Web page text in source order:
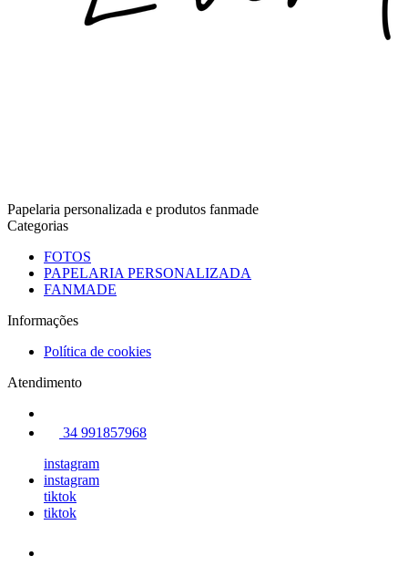
Papelaria personalizada e produtos fanmade
Categorias
FOTOS
PAPELARIA PERSONALIZADA
FANMADE
Informações
Política de cookies
Atendimento
34 991857968
instagram
instagram
tiktok
tiktok